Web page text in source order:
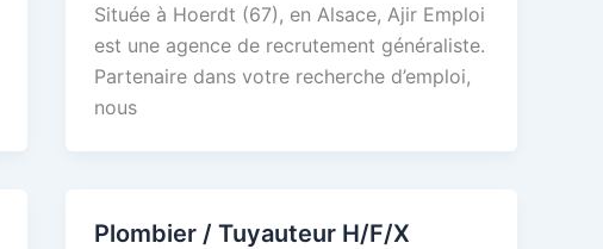
Située à Hoerdt (67), en Alsace, Ajir Emploi
est une agence de recrutement généraliste.
Partenaire dans votre recherche d’emploi,
nous
Plombier / Tuyauteur H/F/X